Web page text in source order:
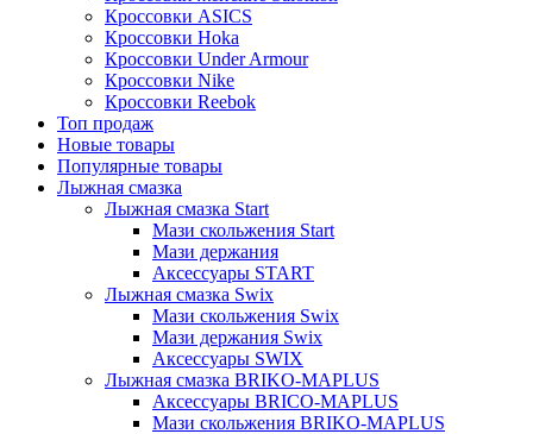
Кроссовки ASICS
Кроссовки Hoka
Кроссовки Under Armour
Кроссовки Nike
Кроссовки Reebok
Топ продаж
Новые товары
Популярные товары
Лыжная смазка
Лыжная смазка Start
Мази скольжения Start
Мази держания
Аксессуары START
Лыжная смазка Swix
Мази скольжения Swix
Мази держания Swix
Аксессуары SWIX
Лыжная смазка BRIKO-MAPLUS
Аксессуары BRICO-MAPLUS
Мази скольжения BRIKO-MAPLUS